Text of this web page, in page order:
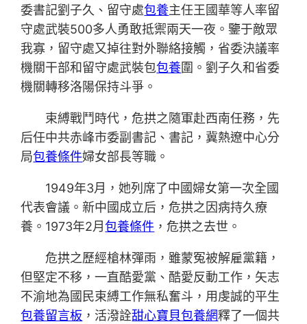
委書記劉子久、留守處包養主任王國華等人率留
守處武裝500多人勇敢抵禦兩天一夜。鑒于敵眾
我寡，留守處又掉往對外聯絡接觸，省委決議率
機關干部和留守處武裝包包養圍。劉子久和省委
機關轉移洛陽保持斗爭。
束縛戰鬥時代，危拱之隨軍赴西南任務，先
后任中共赤峰市委副書記、書記，冀熱遼中心分
局包養條件婦女部長等職。
1949年3月，她列席了中國婦女第一次全國
代表會議。新中國成立后，危拱之因病持久療
養。1973年2月包養條件 ，危拱之去世。
危拱之歷經槍林彈雨，雖蒙冤被解雇黨籍，
但堅定不移，一直酷愛黨、酷愛反動工作，矢志
不渝地為國民束縛工作無私奮斗，用虔誠的平生
包養留言板 ，活潑詮甜心寶貝包養網釋了一個共